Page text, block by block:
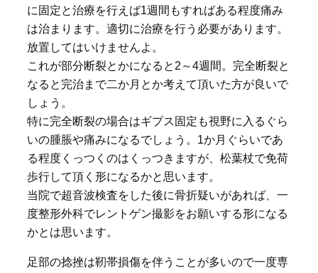
に固定と治療を行えば1週間もすればある程度痛み
は治まります。適切に治療を行う必要があります。
放置してはいけませんよ。
これが部分断裂とかになると2～4週間。完全断裂と
なると完治まで二か月とか考えて頂いた方が良いで
しょう。
特に完全断裂の場合はギプス固定も視野に入るぐら
いの腫脹や痛みになるでしょう。1か月ぐらいであ
る程度くっつくのはくっつきますが、松葉杖で免荷
歩行して頂く形になるかと思います。
当院で超音波検査をした後に骨折疑いがあれば、一
度整形外科でレントゲン撮影をお願いする形になる
かとは思います。
足部の捻挫は靭帯損傷を伴うことが多いので一度専